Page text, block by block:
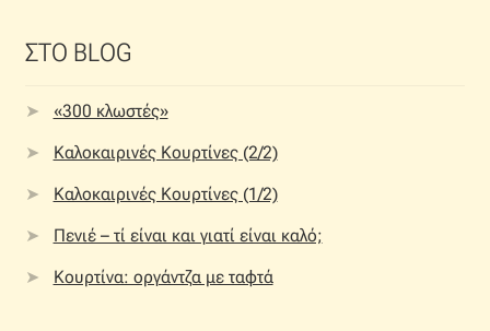
ΣΤΟ BLOG
«300 κλωστές»
Καλοκαιρινές Κουρτίνες (2/2)
Καλοκαιρινές Κουρτίνες (1/2)
Πενιέ – τί είναι και γιατί είναι καλό;
Κουρτίνα: οργάντζα με ταφτά